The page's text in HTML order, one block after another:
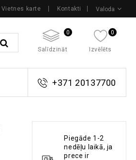
Valoda
Vietnes karte Kontakti
0
Salīdzināt
0
Izvēlēts
+371 20137700
Piegāde 1-2
nedēļu laikā, ja
prece ir